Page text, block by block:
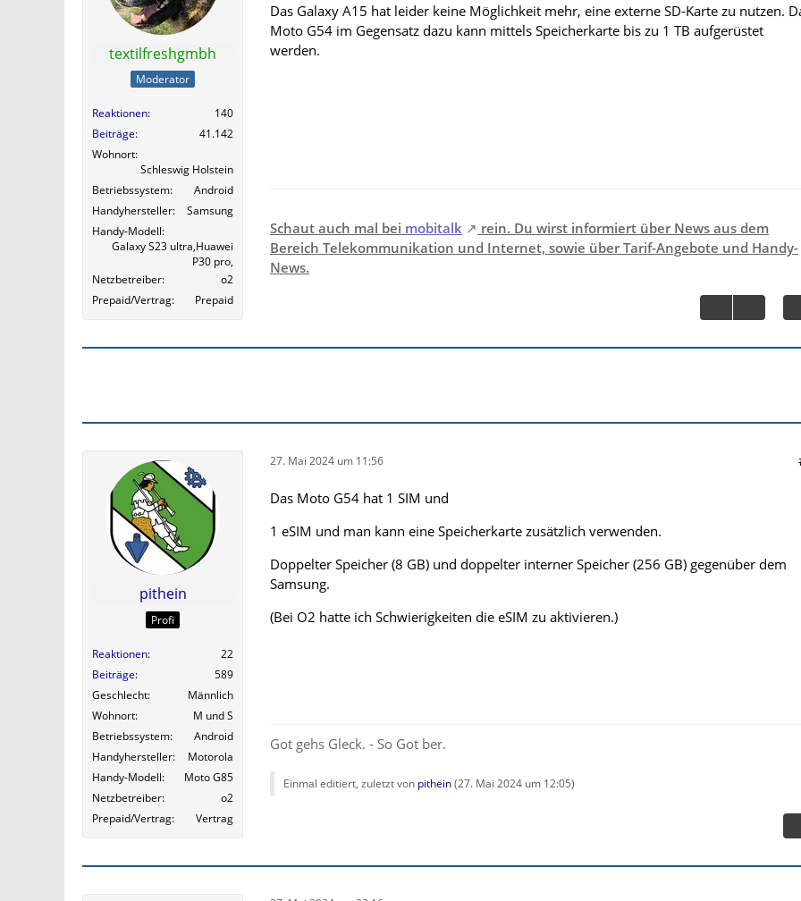
textilfreshgmbh
Moderator
Reaktionen
140
Beiträge
41.142
Wohnort
Schleswig Holstein
Betriebssystem
Android
Handyhersteller
Samsung
Handy-Modell
Galaxy S23 ultra,Huawei
P30 pro,
Netzbetreiber
o2
Prepaid/Vertrag
Prepaid
Das Galaxy A15 hat leider keine Möglichkeit mehr, eine externe SD-Karte zu nutzen.
Moto G54 im Gegensatz dazu kann mittels Speicherkarte bis zu 1 TB aufgerüstet
werden.
Schaut auch mal bei mobitalk
rein. Du wirst informiert über News aus dem
Bereich Telekommunikation und Internet, sowie über Tarif-Angebote und Handy-
News.
pithein
Profi
Reaktionen
22
Beiträge
589
Geschlecht
Männlich
Wohnort
M und S
Betriebssystem
Android
Handyhersteller
Motorola
Handy-Modell
Moto G85
Netzbetreiber
o2
Prepaid/Vertrag
Vertrag
27. Mai 2024 um 11:56
Das Moto G54 hat 1 SIM und
1 eSIM und man kann eine Speicherkarte zusätzlich verwenden.
Doppelter Speicher (8 GB) und doppelter interner Speicher (256 GB) gegenüber dem
Samsung.
(Bei O2 hatte ich Schwierigkeiten die eSIM zu aktivieren.)
Got gehs Gleck. - So Got ber.
Einmal editiert, zuletzt von pithein(27. Mai 2024 um 12:05)